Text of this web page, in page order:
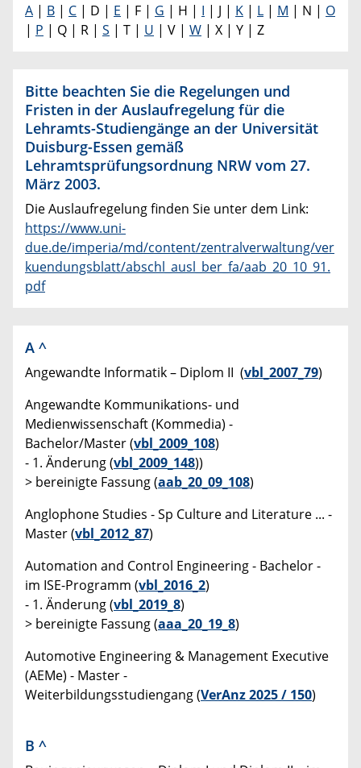
A | B | C | D | E | F | G | H | I | J | K | L | M | N | O
| P | Q | R | S | T | U | V | W | X | Y | Z
Bitte beachten Sie die Regelungen und
Fristen in der Auslaufregelung für die
Lehramts-Studiengänge an der Universität
Duisburg-Essen gemäß
Lehramtsprüfungsordnung NRW vom 27.
März 2003.
Die Auslaufregelung finden Sie unter dem Link:
https://www.uni-
due.de/imperia/md/content/zentralverwaltung/ver
kuendungsblatt/abschl_ausl_ber_fa/aab_20_10_91.
pdf
A ^
Angewandte Informatik – Diplom II (vbl_2007_79)
Angewandte Kommunikations- und
Medienwissenschaft (Kommedia) -
Bachelor/Master (vbl_2009_108)
- 1. Änderung (vbl_2009_148))
> bereinigte Fassung (aab_20_09_108)
Anglophone Studies - Sp Culture and Literature ... -
Master (vbl_2012_87)
Automation and Control Engineering - Bachelor -
im ISE-Programm (vbl_2016_2)
- 1. Änderung (vbl_2019_8)
> bereinigte Fassung (aaa_20_19_8)
Automotive Engineering & Management Executive
(AEMe) - Master -
Weiterbildungsstudiengang (VerAnz 2025 / 150)
B ^